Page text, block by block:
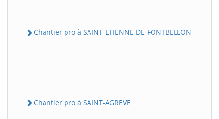
Chantier pro à SAINT-ETIENNE-DE-FONTBELLON
Chantier pro à SAINT-AGREVE